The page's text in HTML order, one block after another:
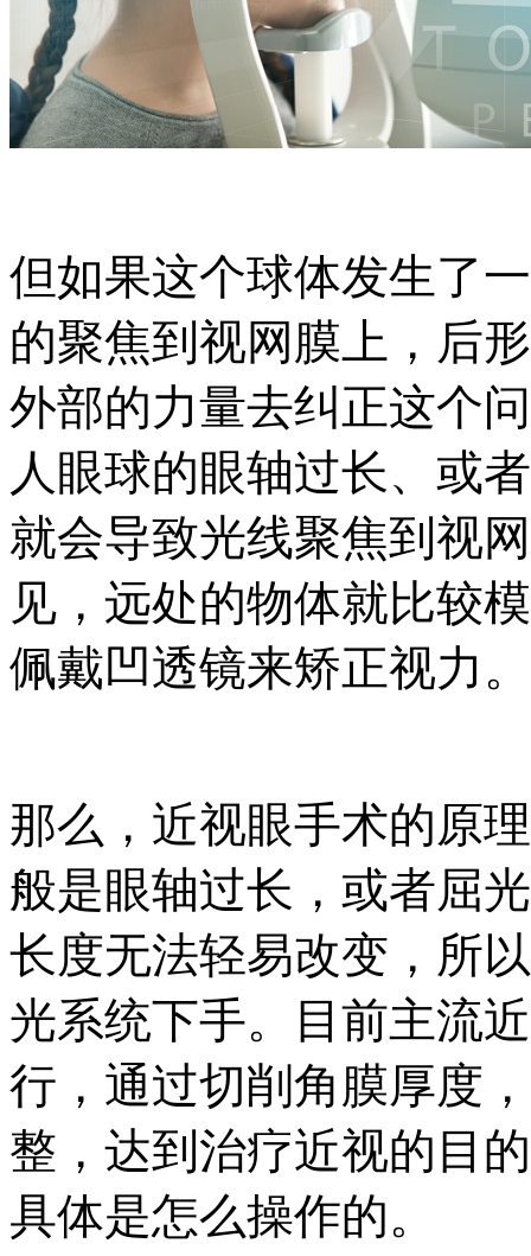
但如果这个球体发生了
的聚焦到视网膜上，后
外部的力量去纠正这个
人眼球的眼轴过长、或
就会导致光线聚焦到视
见，远处的物体就比较
佩戴凹透镜来矫正视力。
那么，近视眼手术的原
般是眼轴过长，或者屈
长度无法轻易改变，所
光系统下手。目前主流
行，通过切削角膜厚度
整，达到治疗近视的目
具体是怎么操作的。